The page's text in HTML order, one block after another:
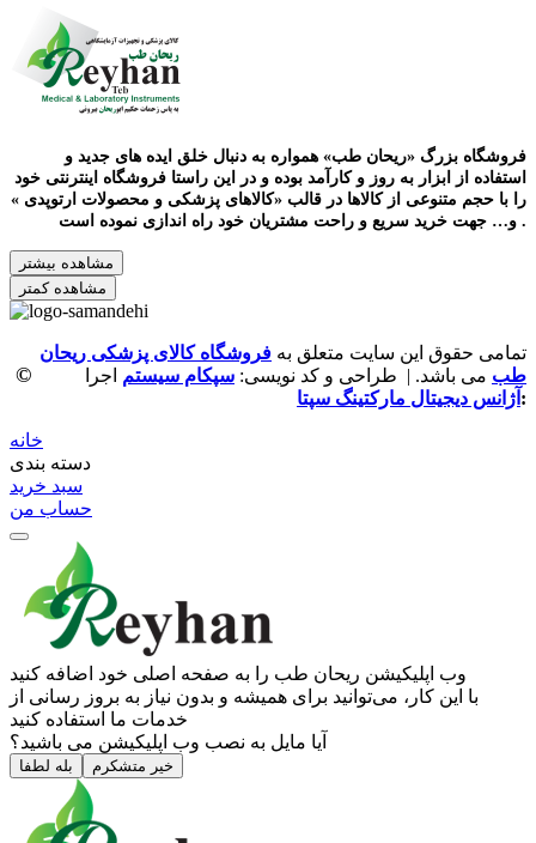
استفاده از ابزار به روز و کارآمد بوده و در این راستا فروشگاه اینترنتی خود
را با حجم متنوعی از کالاها در قالب «کالاهای پزشکی و محصولات ارتوپدی »
و… جهت خرید سریع و راحت مشتریان خود راه اندازی نموده است .
مشاهده بیشتر
مشاهده کمتر
©
تمامی حقوق این سایت متعلق به فروشگاه کالای پزشکی ریحان
طب می باشد. | طراحی و کد نویسی: سپکام سیستم اجرا
: آژانس دیجیتال مارکتینگ سپتا
خانه
دسته بندی
سبد خرید
حساب من
وب ‌اپلیکیشن ریحان طب را به صفحه اصلی خود اضافه کنید
با این کار، می‌توانید برای همیشه و بدون نیاز به بروز ‌رسانی از
خدمات ما استفاده کنید
آیا مایل به نصب وب اپلیکیشن می باشید؟
بله لطفا خیر متشکرم